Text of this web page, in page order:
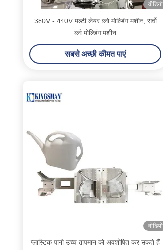
वीडियो
380V - 440V मल्टी लेयर ब्लो मोल्डिंग मशीन, सर्वो
ब्लो मोल्डिंग मशीन
सबसे अच्छी कीमत पाएं
वीडियो
प्लास्टिक पानी उच्च तापमान को अवशोषित कर सकते हैं